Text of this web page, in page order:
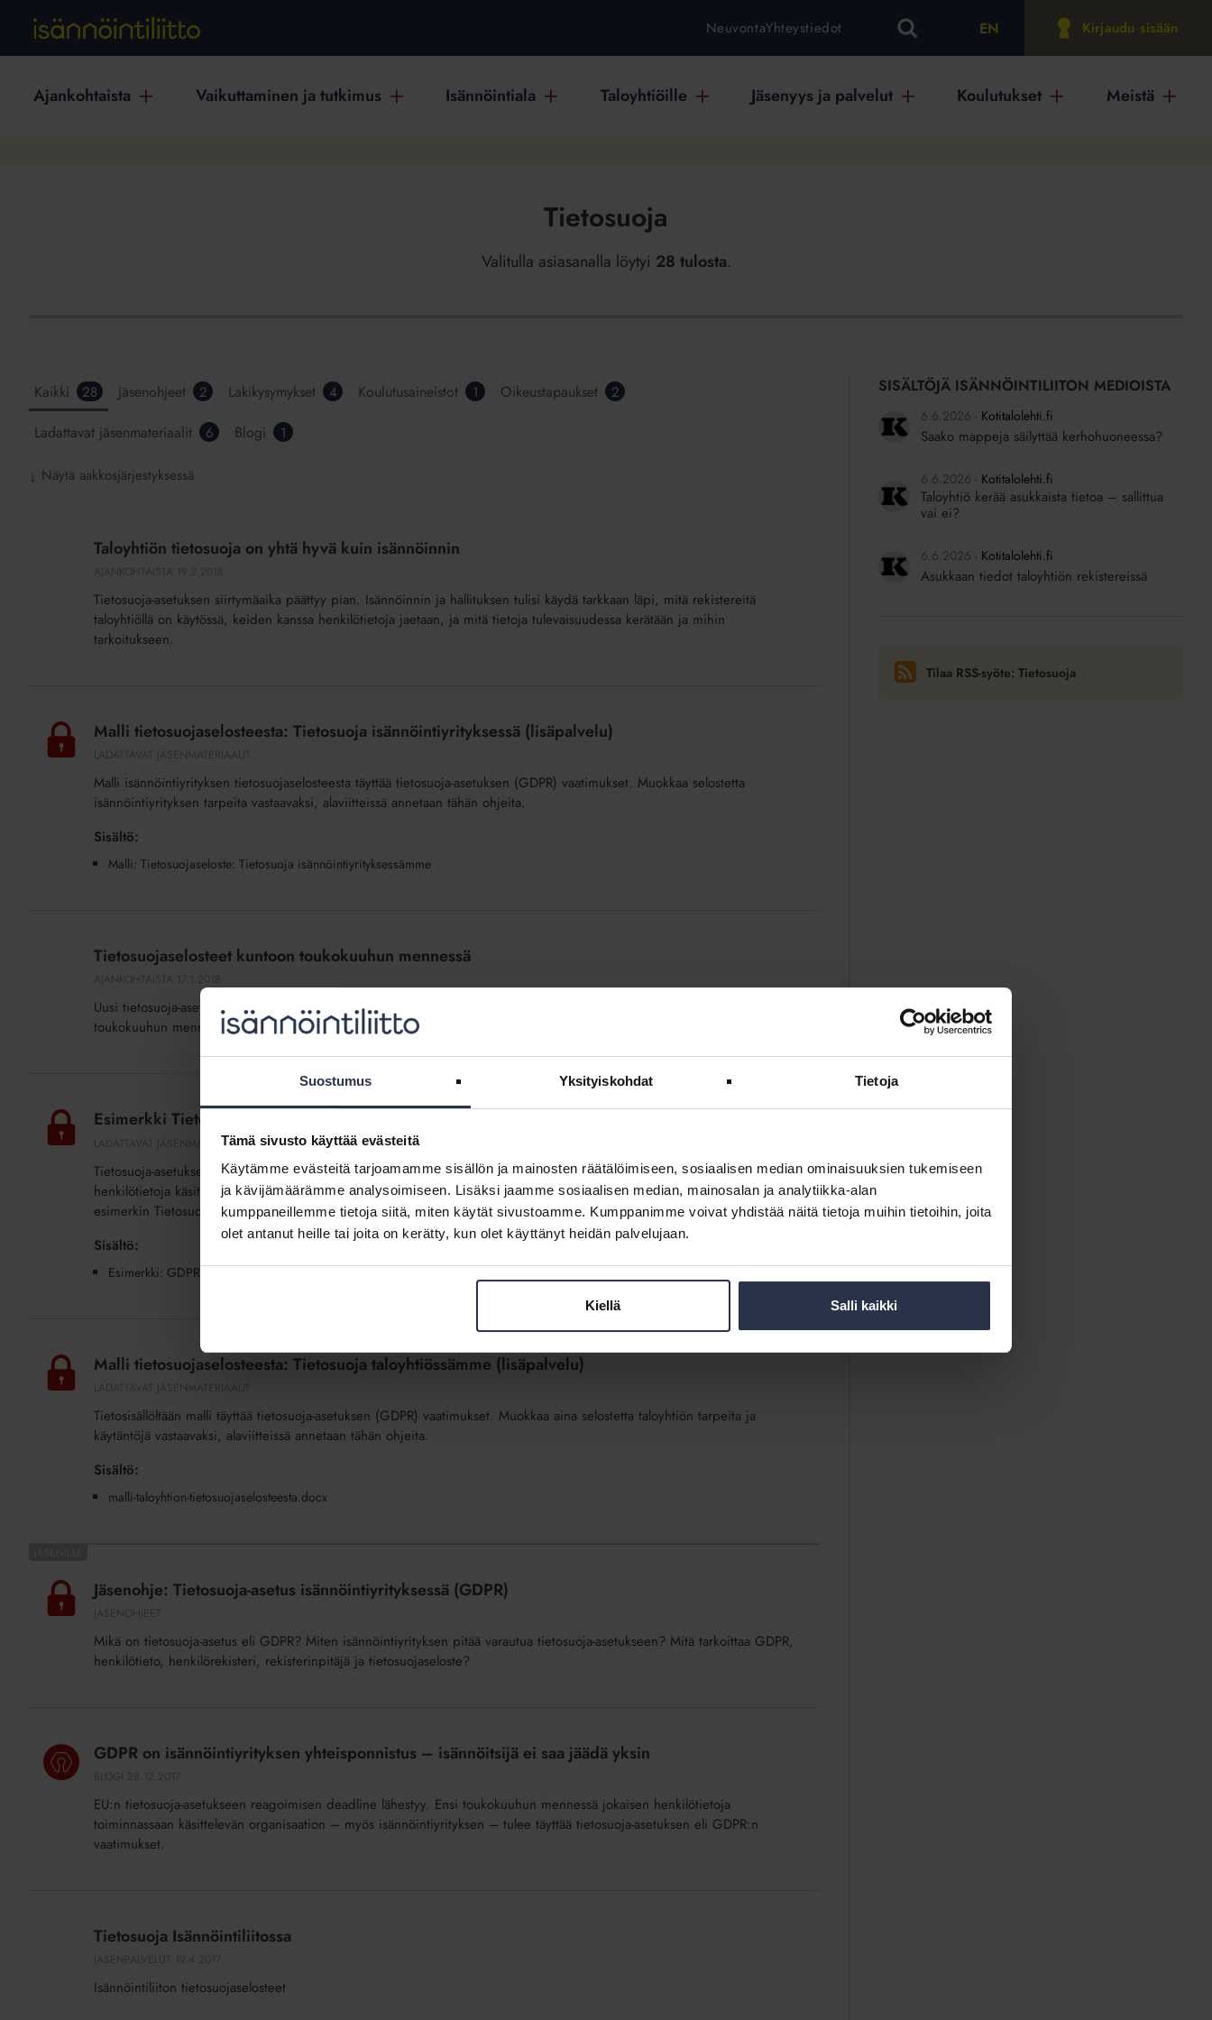
Suostumus Yksityiskohdat Tietoja
Tämä sivusto käyttää evästeitä
Käytämme evästeitä tarjoamamme sisällön ja mainosten räätälöimiseen, sosiaalisen median ominaisuuksien tukemiseen
ja kävijämäärämme analysoimiseen. Lisäksi jaamme sosiaalisen median, mainosalan ja analytiikka-alan
kumppaneillemme tietoja siitä, miten käytät sivustoamme. Kumppanimme voivat yhdistää näitä tietoja muihin tietoihin, joita
olet antanut heille tai joita on kerätty, kun olet käyttänyt heidän palvelujaan.
Kiellä Salli kaikki
NeuvontaYhteystiedot EN Kirjaudu sisään
Ajankohtaista Vaikuttaminen ja tutkimus Isännöintiala Taloyhtiöille Jäsenyys ja palvelut Koulutukset Meistä
Tietosuoja
Valitulla asiasanalla löytyi 28 tulosta.
Kaikki 28 Jäsenohjeet 2 Lakikysymykset 4 Koulutusaineistot 1 Oikeustapaukset 2
Ladattavat jäsenmateriaalit 6 Blogi 1
↓ Näytä aakkosjärjestyksessä
isännöinnin
Taloyhtiön tietosuoja on yhtä hyvä kuin isännöinnin
Tietosuoja-asetuksen siirtymäaika päättyy pian. Isännöinnin ja hallituksen tulisi käydä tarkkaan läpi, mitä rekistereitä
taloyhtiöllä on käytössä, keiden kanssa henkilötietoja jaetaan, ja mitä tietoja tulevaisuudessa kerätään ja mihin
tarkoitukseen.
tietosuojaselosteesta:
Tietosuoja
isännöintiyrityksessä
(lisäpalvelu)
Malli tietosuojaselosteesta: Tietosuoja isännöintiyrityksessä (lisäpalvelu)
Malli isännöintiyrityksen tietosuojaselosteesta täyttää tietosuoja-asetuksen (GDPR) vaatimukset. Muokkaa selostetta
isännöintiyrityksen tarpeita vastaavaksi, alaviitteissä annetaan tähän ohjeita.
Sisältö:
Malli: Tietosuojaseloste: Tietosuoja isännöintiyrityksessämme
toukokuuhunTietosuojaselosteet kuntoon toukokuuhun mennessä
Uusi tietosuoja-asetus eli GDPR vaatii isännöintiyritysten ja taloyhtiöiden tiedonhallintakäytäntöjen päivittämistä
toukokuuhun mennessä
Tietosuoja-
sopimusliitteestä
(lisäpalvelu)
Esimerkki Tietosuoja-sopimusliitteestä (lisäpalvelu)
LADATTAVAT JÄSENMATERIAALIT
Tietosuoja-asetuksen (GDPR) mukaan tietojen käsittelystä on tehtävä kirjallinen sopimus rekisterinpitäjän eli taloyhtiön ja
henkilötietoja käsittelevän palveluntarjoajan eli isännöintiyrityksen välillä. Isännöintiliitto on laatinut jäsenyritysten käyttöön
esimerkin Tietosuoja-sopimusliitteestä, joka yritys pitää muokata omaa toimintaansa vastaavaksi.
Sisältö:
Esimerkki: GDPR-sopimusliite
tietosuojaselosteesta:
Tietosuoja
taloyhtiössämme
(lisäpalvelu)
Malli tietosuojaselosteesta: Tietosuoja taloyhtiössämme (lisäpalvelu)
Tietosisällöltään malli täyttää tietosuoja-asetuksen (GDPR) vaatimukset. Muokkaa aina selostetta taloyhtiön tarpeita ja
käytäntöjä vastaavaksi, alaviitteissä annetaan tähän ohjeita.
Sisältö:
malli-taloyhtion-tietosuojaselosteesta.docx
Tietosuoja-
asetus
isännöintiyrityksessä
Jäsenohje: Tietosuoja-asetus isännöintiyrityksessä (GDPR)
Mikä on tietosuoja-asetus eli GDPR? Miten isännöintiyrityksen pitää varautua tietosuoja-asetukseen? Mitä tarkoittaa GDPR,
henkilötieto, henkilörekisteri, rekisterinpitäjä ja tietosuojaseloste?
isännöintiyrityksen
yhteisponnistus
GDPR on isännöintiyrityksen yhteisponnistus – isännöitsijä ei saa jäädä yksin
EU:n tietosuoja-asetukseen reagoimisen deadline lähestyy. Ensi toukokuuhun mennessä jokaisen henkilötietoja
toiminnassaan käsittelevän organisaation – myös isännöintiyrityksen – tulee täyttää tietosuoja-asetuksen eli GDPR:n
vaatimukset.
Tietosuoja Isännöintiliitossa
Isännöintiliiton tietosuojaselosteet
SISÄLTÖJÄ ISÄNNÖINTILIITON MEDIOISTA
6.6.2026 Kotitalolehti.fi
Saako mappeja säilyttää kerhohuoneessa?
6.6.2026 Kotitalolehti.fi
Taloyhtiö kerää asukkaista tietoa – sallittua
vai ei?
6.6.2026 Kotitalolehti.fi
Asukkaan tiedot taloyhtiön rekistereissä
Tilaa RSS-syöte: Tietosuoja